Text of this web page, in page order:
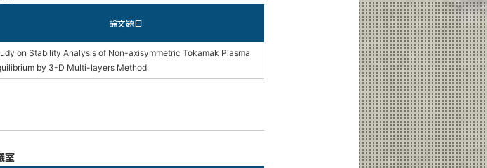
論文題目
on Stability Analysis of Non-axisymmetric Tokamak Plasma
by 3-D Multi-layers Method
室